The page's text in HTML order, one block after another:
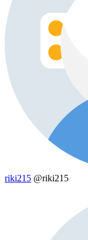
riki215 @riki215